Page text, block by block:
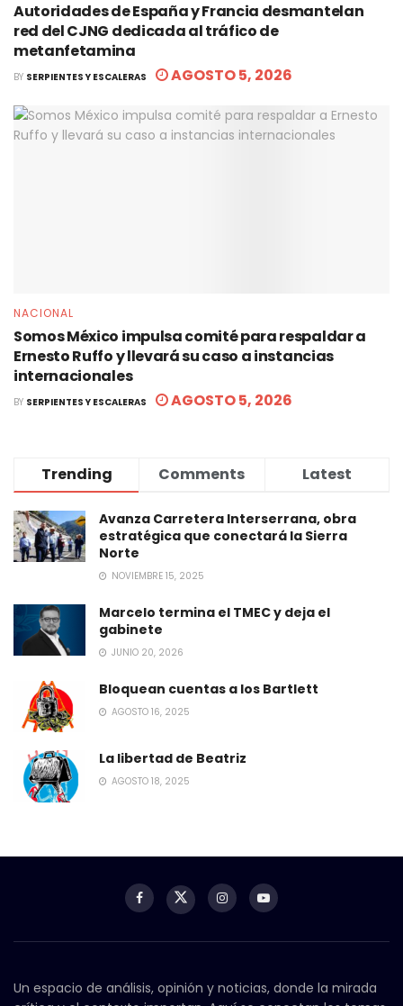
Autoridades de España y Francia desmantelan
red del CJNG dedicada al tráfico de
metanfetamina
BY SERPIENTES Y ESCALERAS AGOSTO 5, 2026
NACIONAL
Somos México impulsa comité para respaldar a
Ernesto Ruffo y llevará su caso a instancias
internacionales
BY SERPIENTES Y ESCALERAS AGOSTO 5, 2026
Trending Comments Latest
Avanza Carretera Interserrana, obra
estratégica que conectará la Sierra
Norte
NOVIEMBRE 15, 2025
Marcelo termina el TMEC y deja el
gabinete
JUNIO 20, 2026
Bloquean cuentas a los Bartlett
AGOSTO 16, 2025
La libertad de Beatriz
AGOSTO 18, 2025
Un espacio de análisis, opinión y noticias, donde la mirada